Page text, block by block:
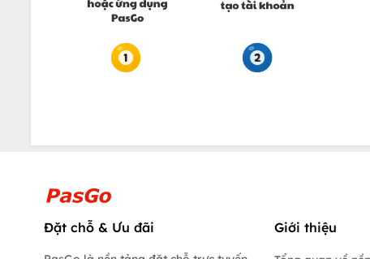
Đặt chỗ & Ưu đãi Giới thiệu